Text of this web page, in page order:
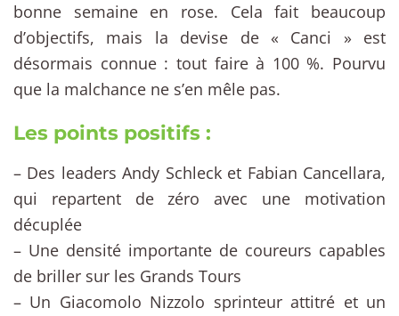
bonne semaine en rose. Cela fait beaucoup
d’objectifs, mais la devise de « Canci » est
désormais connue : tout faire à 100 %. Pourvu
que la malchance ne s’en mêle pas.
Les points positifs :
– Des leaders Andy Schleck et Fabian Cancellara,
qui repartent de zéro avec une motivation
décuplée
– Une densité importante de coureurs capables
de briller sur les Grands Tours
– Un Giacomolo Nizzolo sprinteur attitré et un